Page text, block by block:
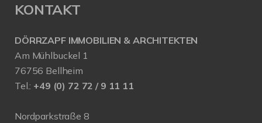
KONTAKT
DÖRRZAPF IMMOBILIEN & ARCHITEKTEN
Am Mühlbuckel 1
76756 Bellheim
Tel.: +49 (0) 72 72 / 9 11 11
Nordparkstraße 8